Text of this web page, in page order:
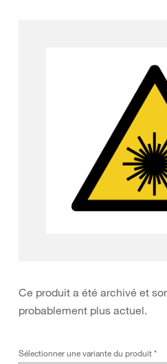
Ce produit a été archivé et
probablement plus actuel.
Sélectionner une variante du produit*